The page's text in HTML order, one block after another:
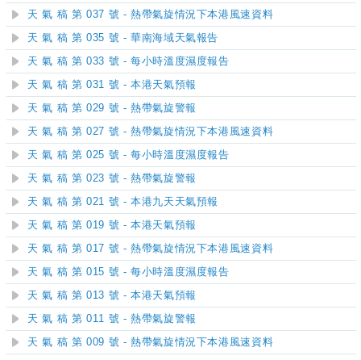
天 氣 稿 第 037 號 - 熱帶氣旋情況下本港風速資料
天 氣 稿 第 035 號 - 華南海域天氣報告
天 氣 稿 第 033 號 - 每小時溫度濕度報告
天 氣 稿 第 031 號 - 本港天氣預報
天 氣 稿 第 029 號 - 熱帶氣旋警報
天 氣 稿 第 027 號 - 熱帶氣旋情況下本港風速資料
天 氣 稿 第 025 號 - 每小時溫度濕度報告
天 氣 稿 第 023 號 - 熱帶氣旋警報
天 氣 稿 第 021 號 - 本港九天天氣預報
天 氣 稿 第 019 號 - 本港天氣預報
天 氣 稿 第 017 號 - 熱帶氣旋情況下本港風速資料
天 氣 稿 第 015 號 - 每小時溫度濕度報告
天 氣 稿 第 013 號 - 本港天氣預報
天 氣 稿 第 011 號 - 熱帶氣旋警報
天 氣 稿 第 009 號 - 熱帶氣旋情況下本港風速資料